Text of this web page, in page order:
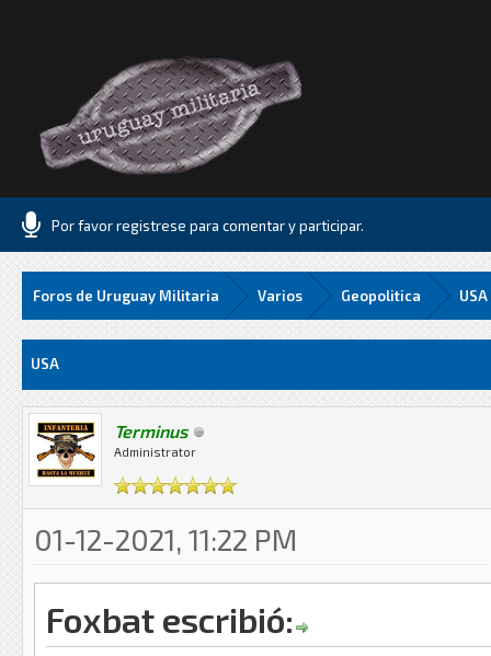
.
Foros de Uruguay Militaria Varios Geopolitica USA
USA
Terminus
Administrator
01-12-2021, 11:22 PM
Foxbat escribió: